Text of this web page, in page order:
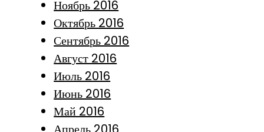
Ноябрь 2016
Октябрь 2016
Сентябрь 2016
Август 2016
Июль 2016
Июнь 2016
Май 2016